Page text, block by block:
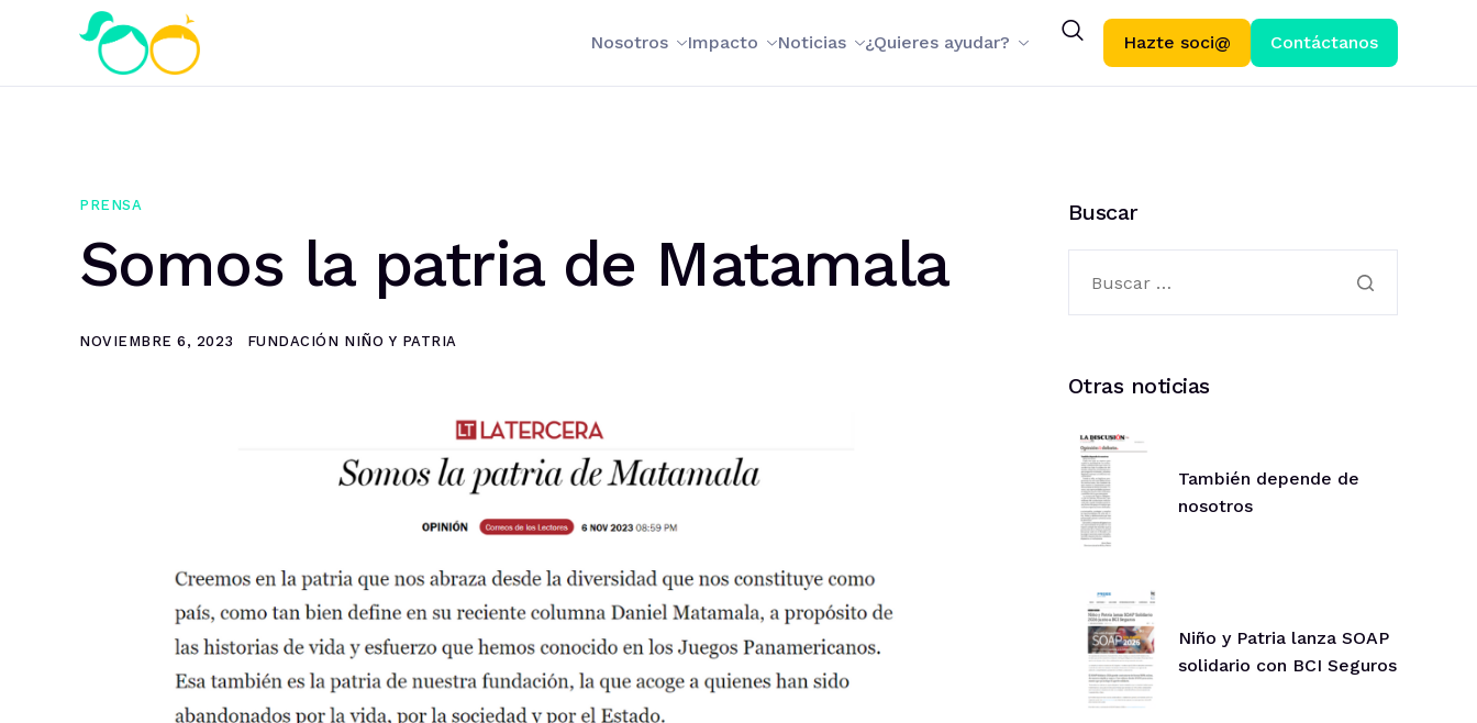
Nosotros Impacto Noticias ¿Quieres ayudar? Hazte soci@ Contáctanos
PRENSA
Somos la patria de Matamala
NOVIEMBRE 6, 2023 FUNDACIÓN NIÑO Y PATRIA
Buscar
Otras noticias
También depende de
nosotros
Niño y Patria lanza SOAP
solidario con BCI Seguros